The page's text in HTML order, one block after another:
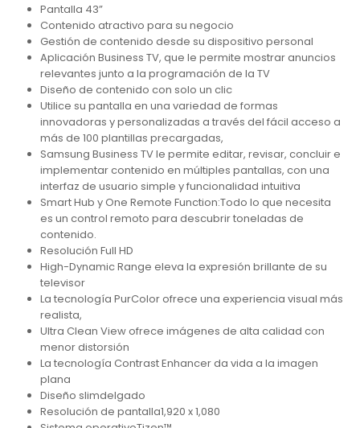
Pantalla 43”
Contenido atractivo para su negocio
Gestión de contenido desde su dispositivo personal
Aplicación Business TV, que le permite mostrar anuncios
relevantes junto a la programación de la TV
Diseño de contenido con solo un clic
Utilice su pantalla en una variedad de formas
innovadoras y personalizadas a través del fácil acceso a
más de 100 plantillas precargadas,
Samsung Business TV le permite editar, revisar, concluir e
implementar contenido en múltiples pantallas, con una
interfaz de usuario simple y funcionalidad intuitiva
Smart Hub y One Remote Function:Todo lo que necesita
es un control remoto para descubrir toneladas de
contenido.
Resolución Full HD
High-Dynamic Range eleva la expresión brillante de su
televisor
La tecnología PurColor ofrece una experiencia visual más
realista,
Ultra Clean View ofrece imágenes de alta calidad con
menor distorsión
La tecnología Contrast Enhancer da vida a la imagen
plana
Diseño slimdelgado
Resolución de pantalla1,920 x 1,080